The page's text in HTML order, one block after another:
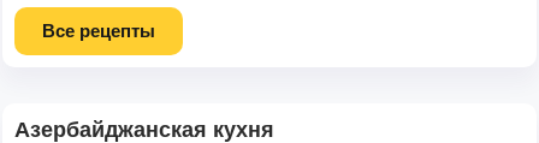
Все рецепты
Азербайджанская кухня